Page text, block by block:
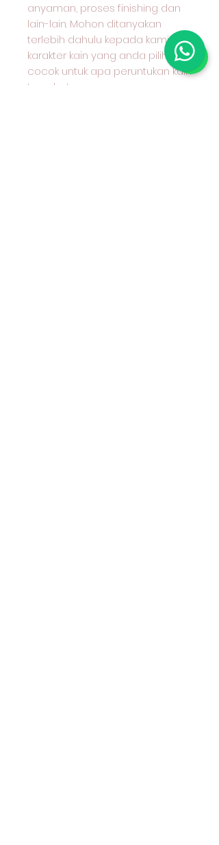
anyaman, proses finishing dan
lain-lain. Mohon ditanyakan
terlebih dahulu kepada kami
karakter kain yang anda pilih dan
cocok untuk apa peruntukan kain
tersebut.